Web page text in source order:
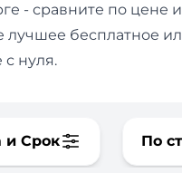
- сравните по цене
лучшее бесплатное
нуля.
и Срок По